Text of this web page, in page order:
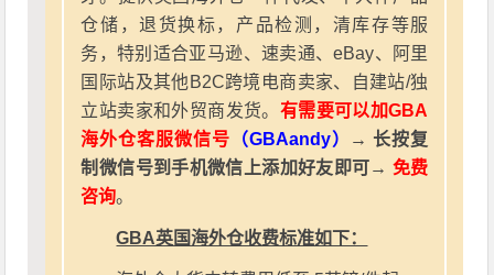
仓储，退货换标，产品检测，清库存等服
务，特别适合亚马逊、速卖通、eBay、阿里
国际站及其他B2C跨境电商卖家、自建站/独
立站卖家和外贸商发货。 有需要可以加GBA
海外仓客服微信号 （GBAandy）
→ 长按复
制微信号到手机微信上添加好友即可→ 免费
咨询。
GBA英国海外仓收费标准如下：